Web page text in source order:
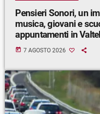
Pensieri Sonori, un
musica, giovani e
appuntamenti in
today 7 AGOSTO 2026